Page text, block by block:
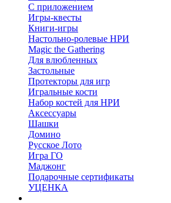
С приложением
Игры-квесты
Книги-игры
Настольно-ролевые НРИ
Magic the Gathering
Для влюбленных
Застольные
Протекторы для игр
Игральные кости
Набор костей для НРИ
Аксессуары
Шашки
Домино
Русское Лото
Игра ГО
Маджонг
Подарочные сертификаты
УЦЕНКА